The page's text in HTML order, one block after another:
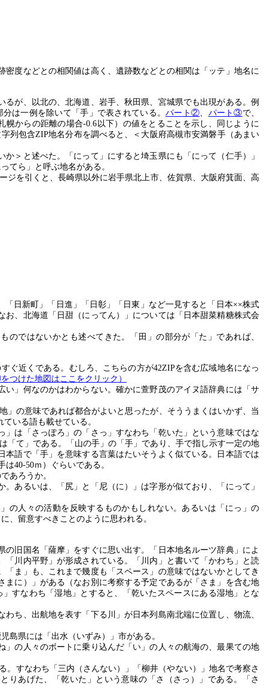
度などとの相関値は高く、遺跡数などとの相関は「ッテ」地名に
が、以北の、北海道、岩手、秋田県、宮城県でも出現がある。例
は一例を除いて「手」で表されている。パート②、 パート③で、
幌からの距離の場合-0.6以下）の値をとることを示し、同じように
字列包含ZIP地名分布を調べると、＜大阪府高槻市安満磐手（あまい
＞と述べた。「にって」にすると埼玉県にも「にって（仁手）」
てら」と呼ぶ地名がある。
ジを引くと、長崎県以外に岩手県北上市、佐賀県、大阪府箕面、高
日新町」「日進」「日彰」「日東」など一見すると「日本××株式
、北海道「日甜（にってん）」については「日本甜菜精糖株式会
ではないかとも述べてきた。「田」の部分が「た」であれば、
ぐ近くである。むしろ、こちらの方が42ZIPを含む広域地名になっ
つけた地図はここをクリック）
」何なのかはわからない。確かに萱野茂のアイヌ語辞典には「サ
」の意味であれば都合がよいと思ったが、そううまくはいかず、当
いる語も載せている。
は「さっぽろ」の「さっ」すなわち「乾いた」という意味ではな
「て」である。「山の手」の「手」であり、手で指し示す一定の地
語で「手」を意味する言葉はたいそうよく似ている。日本語では
は40-50ｍ）ぐらいである。
あろうか。
あるいは、「尻」と「尼（に）」は字形が似ており、「にって」
の人々の活動を反映するものかもしれない。あるいは「にっ」の
、留意すべきことのように思われる。
旧国名「薩摩」をすぐに思い出す。「日本地名ルーツ辞典」によ
川内平野」が形成されている。「川内」と書いて「かわち」と読
ま」も、これまで幾度も「スペース」の意味ではないかとしてき
に）」がある（なお別に考察する予定であるが「さま」を含む地
すなわち「湿地」とすると、「乾いたスペースにある湿地」とな
ち、出航地を表す「下る川」が日本列島南北端に位置し、物流、
島県には「出水（いずみ）」市がある。
」の人々のボートに乗り込んだ「い」の人々の航海の、最果ての地
。すなわち「三内（さんない）」「柳井（やない）」地名で考察さ
りあげた、「乾いた」という意味の「さ（さっ）」である。「さ